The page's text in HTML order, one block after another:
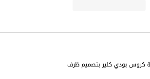
كروس بودي كلير بتصميم ظرف